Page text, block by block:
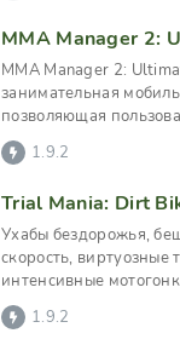
MMA Manager 2:
занимательная
позволяющая
попробовать себя в
1.9.2
Trial Mania: Dirt
Ухабы бездорожья,
скорость, виртуозные
интенсивные
геймеров в
энергичном
1.9.2